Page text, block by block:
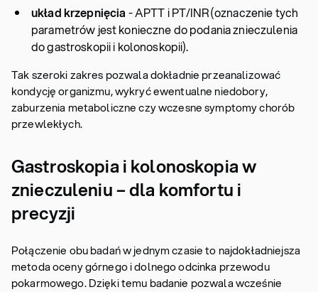
układ krzepnięcia - APTT i PT/INR (oznaczenie tych
parametrów jest konieczne do podania znieczulenia
do gastroskopii i kolonoskopii).
Tak szeroki zakres pozwala dokładnie przeanalizować
kondycję organizmu, wykryć ewentualne niedobory,
zaburzenia metaboliczne czy wczesne symptomy chorób
przewlekłych.
Gastroskopia i kolonoskopia w
znieczuleniu – dla komfortu i
precyzji
Połączenie obu badań w jednym czasie to najdokładniejsza
metoda oceny górnego i dolnego odcinka przewodu
pokarmowego. Dzięki temu badanie pozwala wcześnie